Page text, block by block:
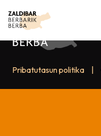
Pribatutasun politika